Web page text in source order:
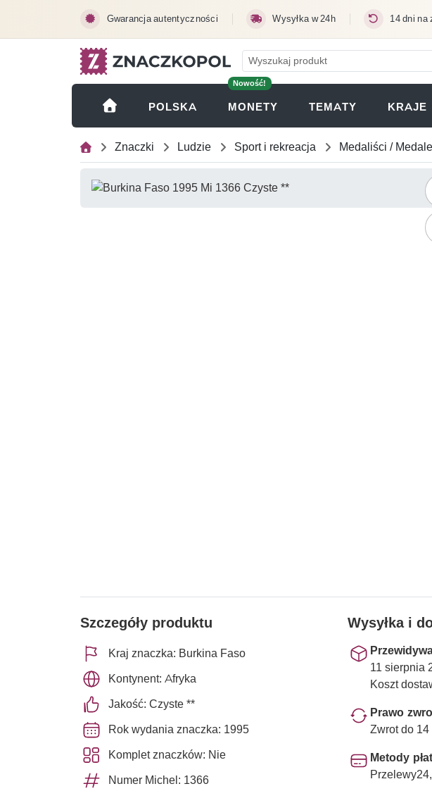
Gwarancja autentyczności Wysyłka w 24h 14 dni na
POLSKA
Nowość!
MONETY (OTWIERA SIĘ W NOWEJ
TEMATY KRAJE
Znaczki Ludzie Sport i rekreacja Medaliści / Medale
Szczegóły produktu
Kraj znaczka: Burkina Faso
Kontynent: Afryka
Jakość: Czyste **
Rok wydania znaczka: 1995
Komplet znaczków: Nie
Numer Michel: 1366
Wysyłka i
11 sierpnia
Koszt
Prawo
Zwrot do 14
Metody